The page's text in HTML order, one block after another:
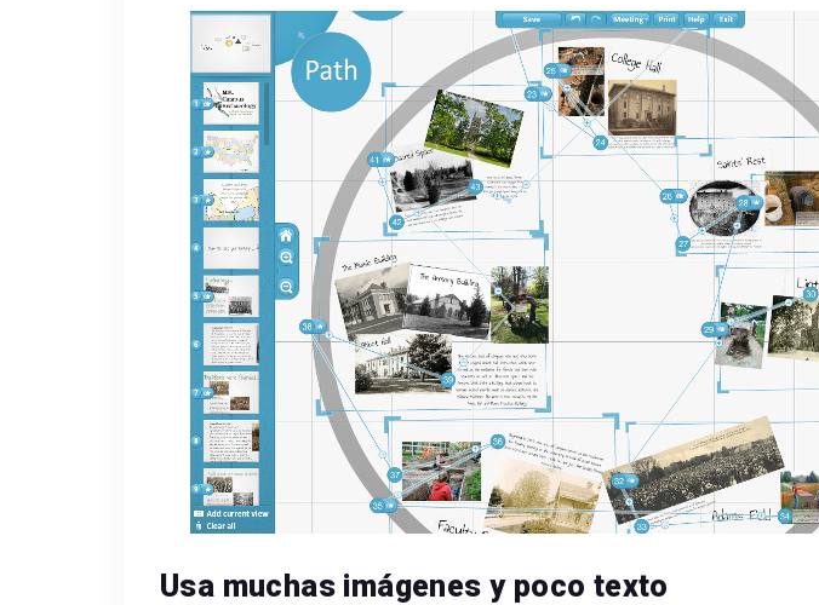
Usa muchas imágenes y poco texto